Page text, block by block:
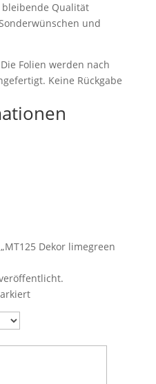
Qualität
und
Folien werden nach
Keine Rückgabe
Dekor limegreen